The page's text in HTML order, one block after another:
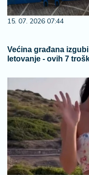
15. 07. 2026 07:44
Većina građana
letovanje - ovih 7